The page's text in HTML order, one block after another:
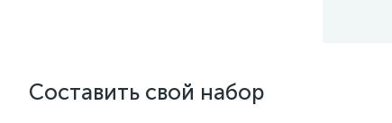
Составить свой набор